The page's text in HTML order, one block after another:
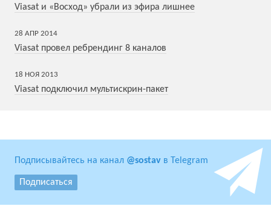
Viasat и «Восход» убрали из эфира лишнее
28 АПР 2014
Viasat провел ребрендинг 8 каналов
18 НОЯ 2013
Viasat подключил мультискрин-пакет
Подписывайтесь на канал @sostav в Telegram
Подписаться